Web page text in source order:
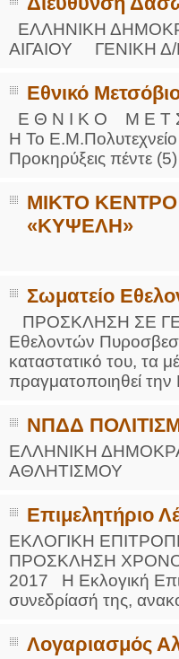
ΕΛΛΗΝΙΚΗ
ΑΙΓΑΙΟΥ ΓΕΝΙΚΗ
Εθνικό
Ε Θ Ν Ι Κ Ο Μ Ε Τ
Η Το
Προκηρύξεις πέντε
ΜΙΚΤΟ
«ΚΥΨΕΛΗ»
ΜΙΚΤΟ
Σωματείο
ΠΡΟΣΚΛΗΣΗ ΣΕ
Εθελοντών
καταστατικό του, τα
πραγματοποιηθεί
ΝΠΔΔ
ΕΛΛΗΝΙΚΗ
ΑΘΛΗΤΙΣΜΟΥ Αρ.
Επιμελητήριο
ΕΚΛΟΓΙΚΗ
ΠΡΟΣΚΛΗΣΗ
2017 Η Εκλογική
συνεδρίασή της,
Λογαριασμός